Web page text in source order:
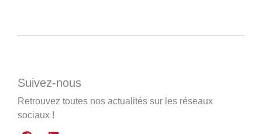
Suivez-nous
Retrouvez toutes nos actualités sur les réseaux
sociaux !